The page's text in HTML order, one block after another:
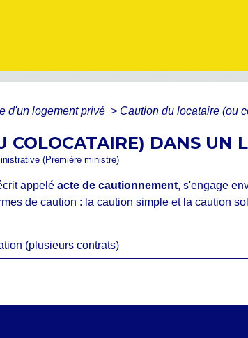
d'un logement privé > Caution du locataire (ou
COLOCATAIRE) DANS UN
(Première ministre)
appeléacte de cautionnement, s'engage
de caution : la caution simple et la caution
(plusieurs contrats)